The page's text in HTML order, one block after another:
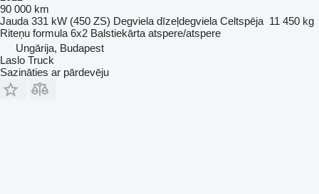
90 000 km
Jauda 331 kW (450 ZS) Degviela dīzeļdegviela Celtspēja 11 450 kg
Riteņu formula 6x2 Balstiekārta atspere/atspere
Ungārija, Budapest
Laslo Truck
Sazināties ar pārdevēju